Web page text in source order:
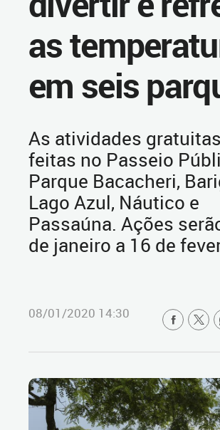
as
em seis
As atividades
feitas no Passeio
Parque Bacacheri,
Lago Azul, Náutico e
Passaúna. Ações
de janeiro a 16 de
08/01/2020 14:30